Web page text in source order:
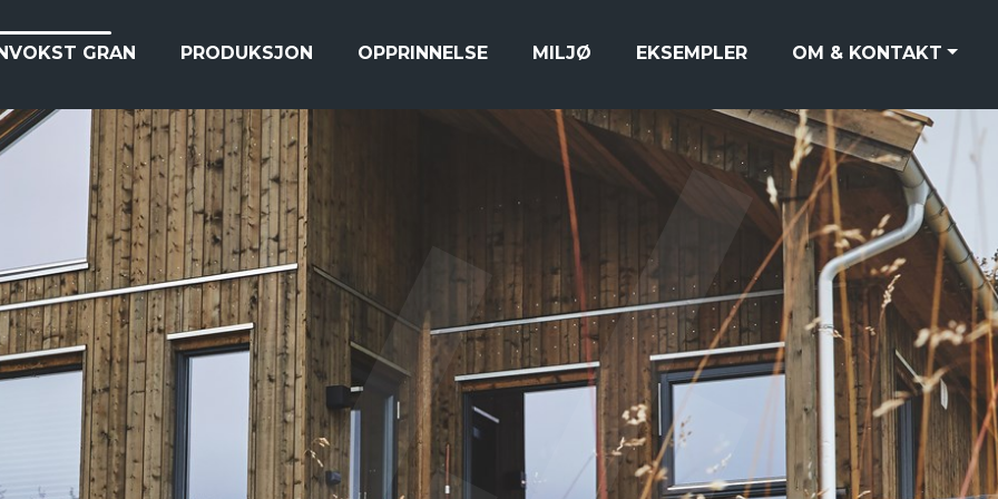
GRAN (GJELDENDE)
PRODUKSJON OPPRINNELSE MILJØ EKSEMPLER OM & KONTAKT